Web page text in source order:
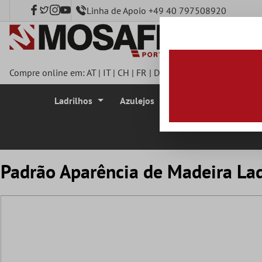
principal Linha de Apoio +49 40 797508920
Compre online em:AT| IT| CH | FR | DE
Ladrilhos Azulejos
Padrão Aparência de Madeira